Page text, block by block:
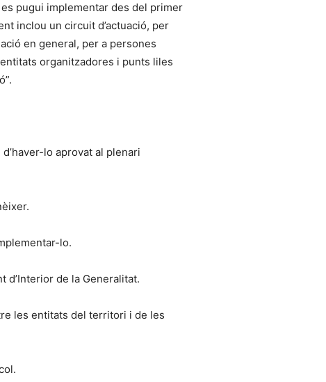
es pugui implementar des del primer
inclou un circuit d’actuació, per
en general, per a persones
organitzadores i punts liles
lo aprovat al plenari
lo.
d’Interior de la Generalitat.
les entitats del territori i de les